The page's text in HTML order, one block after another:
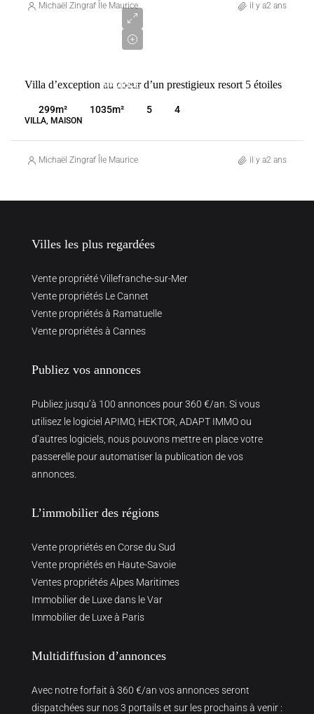
Michaël Zingraf Île Maurice il y a2 ans
MAURICE
Villa d’exception au coeur d’un prestigieux resort 5 étoiles
299m² 1035m² 5 4
VILLA, MAISON
Michaël Zingraf Île Maurice il y a2 ans
Villes les plus regardées
Vente propriété Villefranche-sur-Mer
Vente propriétés Le Cannet
Vente propriétés à Ramatuelle
Vente propriétés à Cannes
Publiez vos annonces
Publiez jusqu’à 100 annonces pour 360 €/an. Si vous
utilisez le logiciel APIMO, HEKTOR, ADAPT IMMO ou
d’autres logiciels, nous pouvons mettre en place votre
passerelle pour automatiser la publication de vos
annonces.
L’immobilier des régions
Vente propriétés en Corse du Sud
Vente propriétés en Haute-Savoie
Ventes propriétés Alpes Maritimes
Immobilier de Luxe dans le Var
Immobilier de Luxe à Paris
Multidiffusion d’annonces
Avec notre forfait à 360 €/an vos annonces seront
dispatchées sur nos 3 portails et sur les prochains à venir :